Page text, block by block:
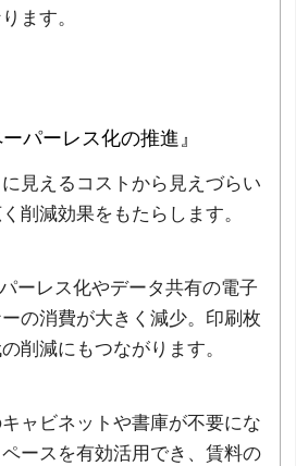
ます。
パーレス化の推進』
見えるコストから見えづらい
削減効果をもたらします。
ーレス化やデータ共有の電子
の消費が大きく減少。印刷枚
削減にもつながります。
ャビネットや書庫が不要にな
ースを有効活用でき、賃料の